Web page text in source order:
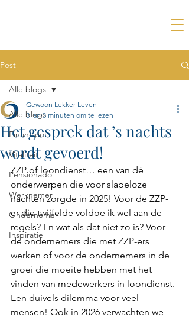
Post
Alle blogs
Financieel
Vitaliteit
Pensionado
Werknemer
Ondernemer
Inspiratie
Alle blogs
Het gesprek dat ’s nachts
wordt gevoerd!
Gewoon Lekker Leven
3 jan 3 minuten om te lezen
ZZP of loondienst… een van dé
onderwerpen die voor slapeloze
nachten zorgde in 2025! Voor de ZZP-
er die twijfelde voldoe ik wel aan de
regels? En wat als dat niet zo is? Voor
de ondernemers die met ZZP-ers
werken of voor de ondernemers in de
groei die moeite hebben met het
vinden van medewerkers in loondienst.
Een duivels dilemma voor veel
mensen! Ook in 2026 verwachten we